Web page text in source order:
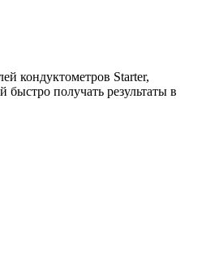
кондуктометров Starter,
получать результаты в